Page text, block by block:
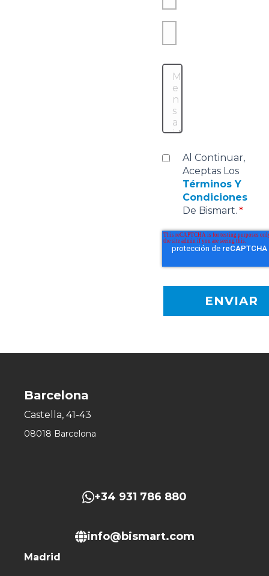
Al Continuar,
Aceptas Los
Términos Y
Condiciones
De Bismart. *
Barcelona
Castella, 41-43
08018 Barcelona
+34 931 786 880
info@bismart.com
Madrid